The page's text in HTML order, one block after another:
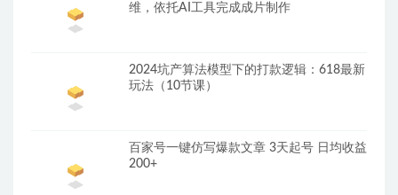
维，依托AI工具完成成片制作
2024坑产算法模型下的打款逻辑：618最新
玩法（10节课）
百家号一键仿写爆款文章 3天起号 日均收益
200+